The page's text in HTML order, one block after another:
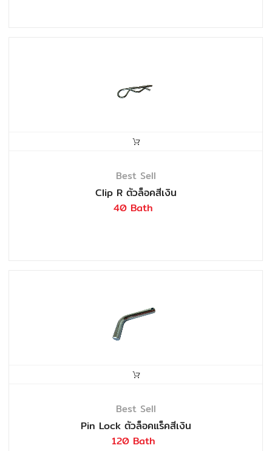
Best Sell
Clip R ตัวล็อคสีเงิน
40 Bath
Best Sell
Pin Lock ตัวล็อคแร็คสีเงิน
120 Bath